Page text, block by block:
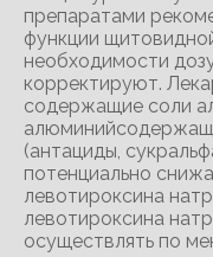
препаратами
функции
необходимости
корректируют.
содержащие соли
(антациды,
потенциально
левотироксина
левотироксина
осуществлять по